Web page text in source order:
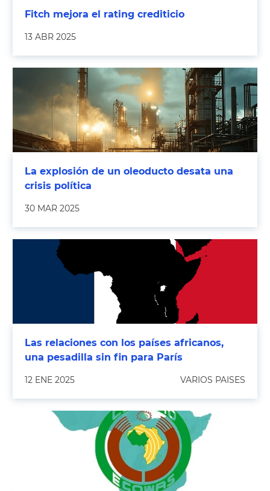
Fitch mejora el rating crediticio
13 ABR 2025
La explosión de un oleoducto desata una
crisis política
30 MAR 2025
Las relaciones con los países africanos,
una pesadilla sin fin para París
12 ENE 2025 VARIOS PAISES